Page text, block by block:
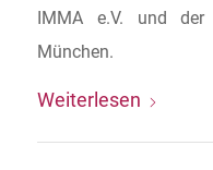
IMMA e.V. und der
München.
Weiterlesen